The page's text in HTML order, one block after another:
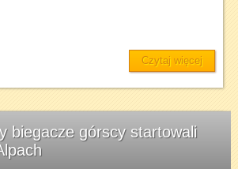
Czytaj więcej
biegacze górscy startowali